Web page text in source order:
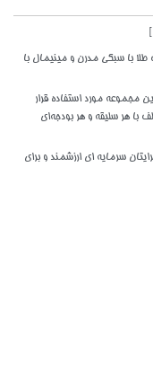
تولید مصنوعات طلا با سبکی مدرن و مینیمال با
مورد استفاده قرار
با هر سلیقه و هر بودجه‌ای
سرمایه ای ارزشمند و برای